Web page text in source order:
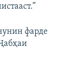
фарде